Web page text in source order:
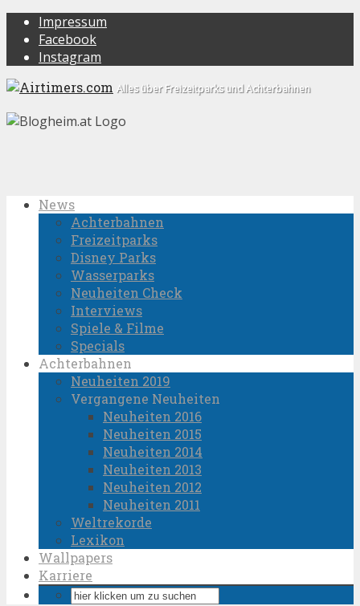
Impressum
Facebook
Instagram
Alles über Freizeitparks und Achterbahnen
News
Achterbahnen
Freizeitparks
Disney Parks
Wasserparks
Neuheiten Check
Interviews
Spiele & Filme
Specials
Achterbahnen
Neuheiten 2019
Vergangene Neuheiten
Neuheiten 2016
Neuheiten 2015
Neuheiten 2014
Neuheiten 2013
Neuheiten 2012
Neuheiten 2011
Weltrekorde
Lexikon
Wallpapers
Karriere